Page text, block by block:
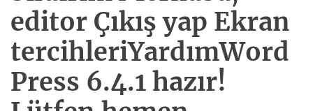
editor Çıkış yap Ekran
tercihleriYardımWord
Press 6.4.1 hazır!